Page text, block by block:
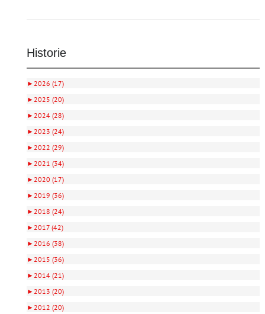
Historie
►2026 (17)
►2025 (20)
►2024 (28)
►2023 (24)
►2022 (29)
►2021 (34)
►2020 (17)
►2019 (36)
►2018 (24)
►2017 (42)
►2016 (38)
►2015 (36)
►2014 (21)
►2013 (20)
►2012 (20)